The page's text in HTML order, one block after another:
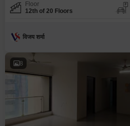
Floor
12th of 20 Floors
विजय शर्मा
8